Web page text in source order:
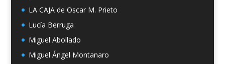
LA CAJA de Oscar M. Prieto
Lucía Berruga
Miguel Abollado
Miguel Ángel Montanaro